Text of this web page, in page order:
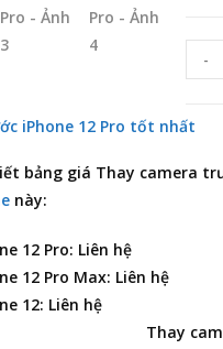
-
iPhone 12 Pro tốt nhất
bảng giá Thay camera
này:
12 Pro: Liên hệ
12 Pro Max: Liên hệ
12: Liên hệ